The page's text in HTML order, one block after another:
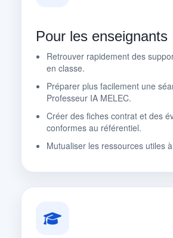
Pour les enseignants
Retrouver rapidement des
en classe.
Préparer plus facilement une
Professeur IA MELEC.
Créer des fiches contrat et des
conformes au référentiel.
Mutualiser les ressources utiles